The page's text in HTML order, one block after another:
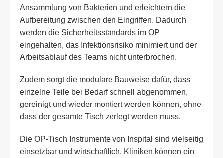
Ansammlung von Bakterien und erleichtern die
Aufbereitung zwischen den Eingriffen. Dadurch
werden die Sicherheitsstandards im OP
eingehalten, das Infektionsrisiko minimiert und der
Arbeitsablauf des Teams nicht unterbrochen.
Zudem sorgt die modulare Bauweise dafür, dass
einzelne Teile bei Bedarf schnell abgenommen,
gereinigt und wieder montiert werden können, ohne
dass der gesamte Tisch zerlegt werden muss.
Die OP-Tisch Instrumente von Inspital sind vielseitig
einsetzbar und wirtschaftlich. Kliniken können ein